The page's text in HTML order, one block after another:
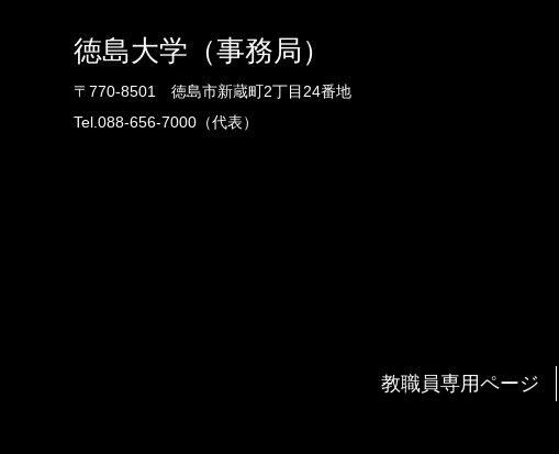
徳島大学（事務局）
〒770-8501 徳島市新蔵町2丁目24番地
Tel.088-656-7000（代表）
教職員専用ページ